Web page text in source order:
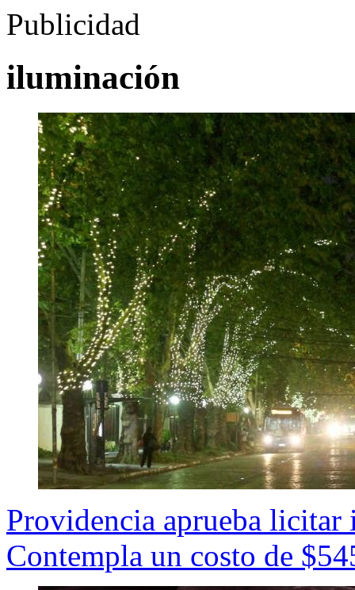
Publicidad
iluminación
Providencia aprueba
Contempla un costo de